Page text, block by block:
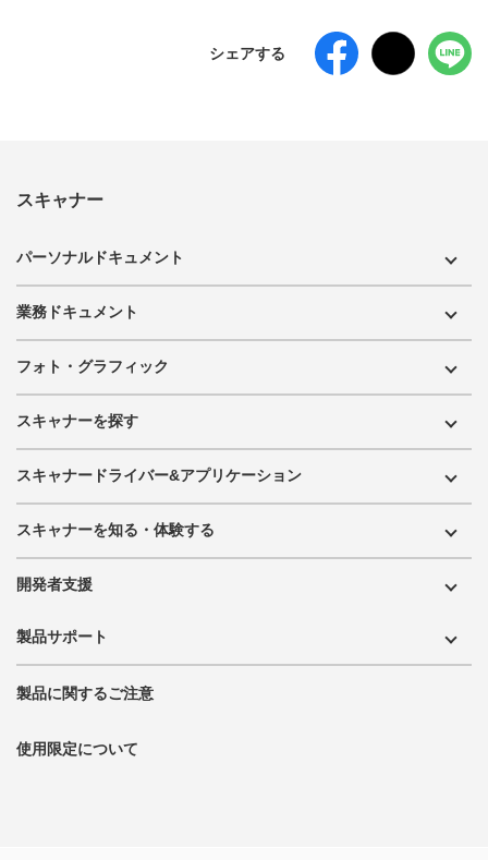
シェアする
スキャナー
パーソナルドキュメント
業務ドキュメント
フォト・グラフィック
スキャナーを探す
スキャナードライバー&アプリケーション
スキャナーを知る・体験する
開発者支援
製品サポート
製品に関するご注意
使用限定について